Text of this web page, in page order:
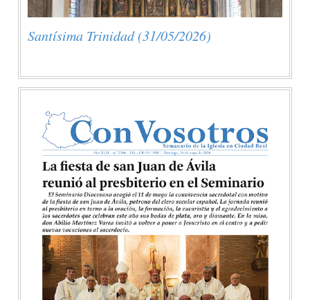
Santísima Trinidad (31/05/2026)